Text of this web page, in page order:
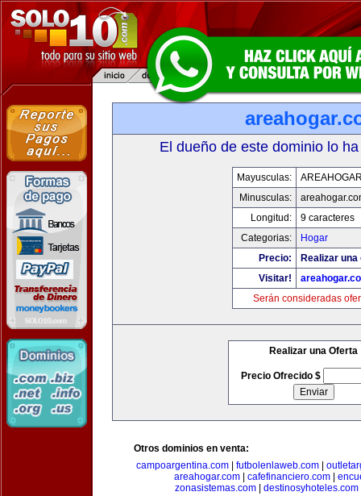
El dueño de este dominio lo
Mayusculas:
Minusculas:
Longitud:
9 caracteres
Categorias:
Hogar
Precio:
Realizar
Visitar!
Serán consideradas
Realizar una Oferta
Precio Ofrecido $
Otros dominios en venta:
campoargentina.com| futbolenlaweb.com|
areahogar.com| cafefinanciero.com|
zonasistemas.com| destinosyhoteles.com